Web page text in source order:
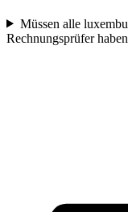
Müssen alle
Rechnungsprüfer